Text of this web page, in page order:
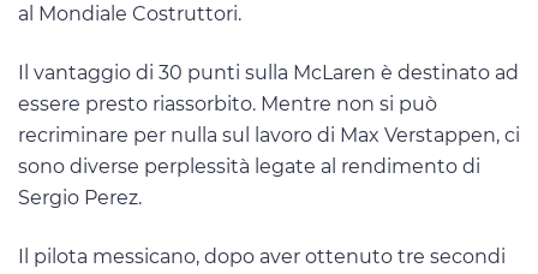
al Mondiale Costruttori.
Il vantaggio di 30 punti sulla McLaren è destinato ad
essere presto riassorbito. Mentre non si può
recriminare per nulla sul lavoro di Max Verstappen, ci
sono diverse perplessità legate al rendimento di
Sergio Perez.
Il pilota messicano, dopo aver ottenuto tre secondi